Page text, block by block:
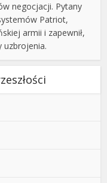
negocjacji. Pytany
Patriot,
armii i zapewnił,
uzbrojenia.